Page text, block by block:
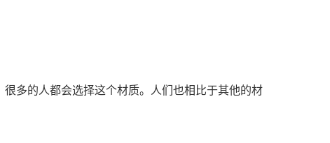
多的人都会选择这个材质。人们也相比于其他的材